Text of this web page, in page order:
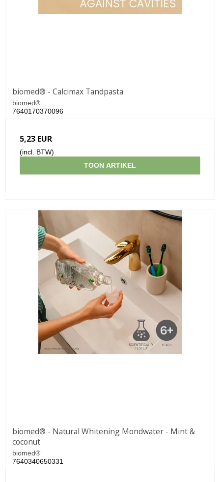
biomed® - Calcimax Tandpasta
biomed®
7640170370096
5,23 EUR
(incl. BTW)
TOON ARTIKEL
biomed® - Natural Whitening Mondwater - Mint &
coconut
biomed®
7640340650331